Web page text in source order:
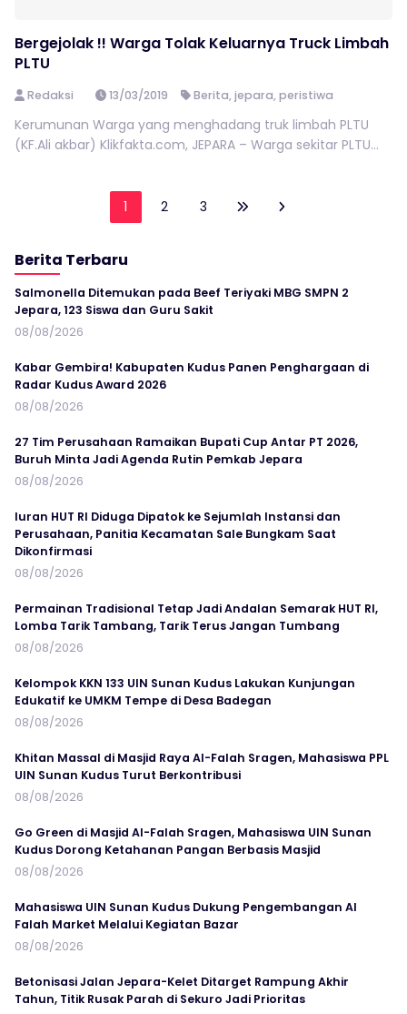
Bergejolak !! Warga Tolak Keluarnya Truck Limbah
PLTU
Redaksi 13/03/2019 Berita,jepara,peristiwa
Kerumunan Warga yang menghadang truk limbah PLTU
(KF.Ali akbar) Klikfakta.com, JEPARA – Warga sekitar PLTU...
1 2 3
Berita Terbaru
Salmonella Ditemukan pada Beef Teriyaki MBG SMPN 2
Jepara, 123 Siswa dan Guru Sakit
08/08/2026
Kabar Gembira! Kabupaten Kudus Panen Penghargaan di
Radar Kudus Award 2026
08/08/2026
27 Tim Perusahaan Ramaikan Bupati Cup Antar PT 2026,
Buruh Minta Jadi Agenda Rutin Pemkab Jepara
08/08/2026
Iuran HUT RI Diduga Dipatok ke Sejumlah Instansi dan
Perusahaan, Panitia Kecamatan Sale Bungkam Saat
Dikonfirmasi
08/08/2026
Permainan Tradisional Tetap Jadi Andalan Semarak HUT RI,
Lomba Tarik Tambang, Tarik Terus Jangan Tumbang
08/08/2026
Kelompok KKN 133 UIN Sunan Kudus Lakukan Kunjungan
Edukatif ke UMKM Tempe di Desa Badegan
08/08/2026
Khitan Massal di Masjid Raya Al-Falah Sragen, Mahasiswa PPL
UIN Sunan Kudus Turut Berkontribusi
08/08/2026
Go Green di Masjid Al-Falah Sragen, Mahasiswa UIN Sunan
Kudus Dorong Ketahanan Pangan Berbasis Masjid
08/08/2026
Mahasiswa UIN Sunan Kudus Dukung Pengembangan Al
Falah Market Melalui Kegiatan Bazar
08/08/2026
Betonisasi Jalan Jepara-Kelet Ditarget Rampung Akhir
Tahun, Titik Rusak Parah di Sekuro Jadi Prioritas